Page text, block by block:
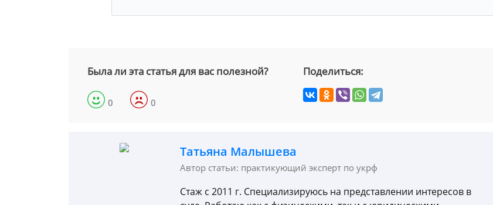
Была ли эта статья для вас полезной?
0 0
Поделиться:
Татьяна Малышева
Автор статьи: практикующий эксперт по укрф
Стаж с 2011 г. Специализируюсь на представлении интересов в